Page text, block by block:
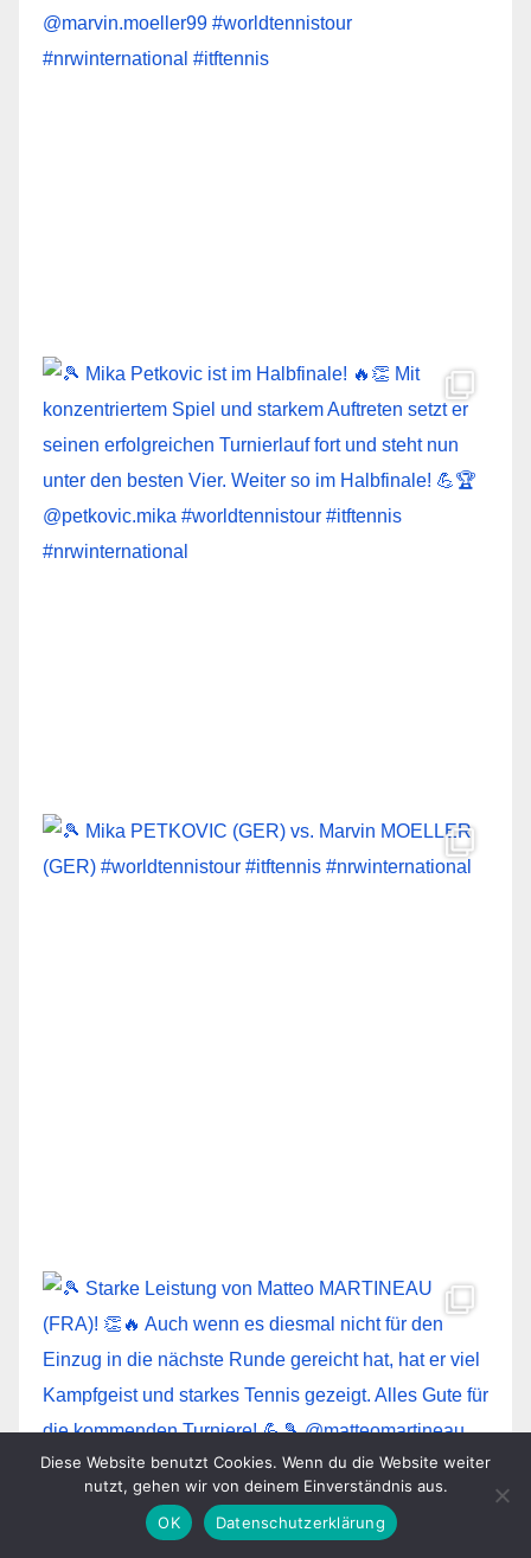
Diese Website benutzt Cookies. Wenn du die Website weiter
nutzt, gehen wir von deinem Einverständnis aus.
OK
Datenschutzerklärung